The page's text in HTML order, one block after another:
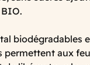
biodégradables
permettent aux